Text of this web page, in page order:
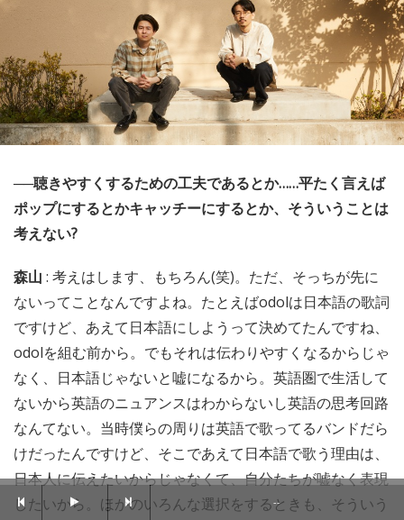
──聴きやすくするための工夫であるとか……平たく言えば
ポップにするとかキャッチーにするとか、そういうことは
考えない?
森山 : 考えはします、もちろん(笑)。ただ、そっちが先に
ないってことなんですよね。たとえばodolは日本語の歌詞
ですけど、あえて日本語にしようって決めてたんですね、
odolを組む前から。でもそれは伝わりやすくなるからじゃ
なく、日本語じゃないと嘘になるから。英語圏で生活して
ないから英語のニュアンスはわからないし英語の思考回路
なんてない。当時僕らの周りは英語で歌ってるバンドだら
けだったんですけど、そこであえて日本語で歌う理由は、
日本人に伝えたいからじゃなくて、自分たちが嘘なく表現
したいから。ほかのいろんな選択をするときも、そういう
--